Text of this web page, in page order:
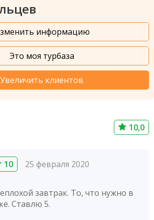
информацию
Это моя турбаза
Увеличить клиентов
10,0
10
25 февраля 2020
завтрак. То, что нужно в
Ставлю 5.